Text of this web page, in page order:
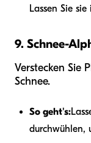
Lassen Sie
9. Schnee-
Verstecken Sie
Schnee.
So geht's:
durchwühlen,